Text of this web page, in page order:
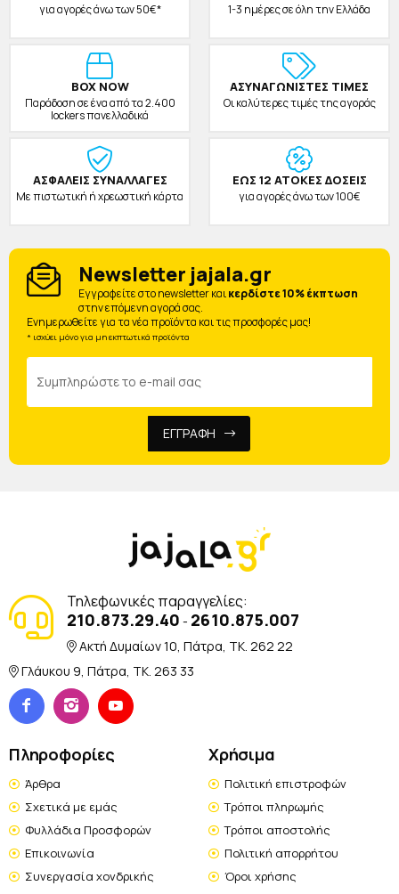
για αγορές άνω των 50€* 1-3 ημέρες σε όλη την Ελλάδα
BOX NOW
Παράδοση σε ένα από τα 2.400
lockers πανελλαδικά
ΑΣΥΝΑΓΩΝΙΣΤΕΣ ΤΙΜΕΣ
Οι καλύτερες τιμές της αγοράς
ΑΣΦΑΛΕΙΣ ΣΥΝΑΛΛΑΓΕΣ
Με πιστωτική ή χρεωστική κάρτα
ΕΩΣ 12 ΑΤΟΚΕΣ ΔΟΣΕΙΣ
για αγορές άνω των 100€
Newsletter jajala.gr
Eγγραφείτε στο newsletter καικερδίστε 10% έκπτωση
στην επόμενη αγορά σας.
Ενημερωθείτε για τα νέα προϊόντα και τις προσφορές μας!
* ισχύει μόνο για μη εκπτωτικά προϊόντα
ΕΓΓΡΑΦΗ
Τηλεφωνικές παραγγελίες:
210.873.29.40 - 2610.875.007
Ακτή Δυμαίων 10, Πάτρα, TK. 262 22
Γλάυκου 9, Πάτρα, TK. 263 33
Πληροφορίες
Άρθρα
Σχετικά με εμάς
Φυλλάδια Προσφορών
Επικοινωνία
Συνεργασία χονδρικής
Χρήσιμα
Πολιτική επιστροφών
Τρόποι πληρωμής
Τρόποι αποστολής
Πολιτική απορρήτου
Όροι χρήσης